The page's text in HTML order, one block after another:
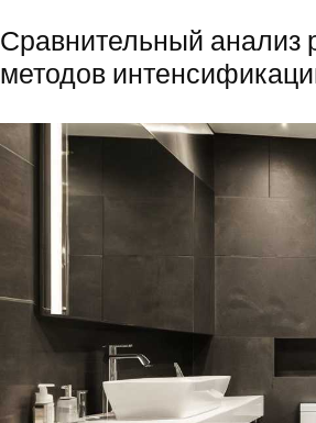
Сравнительный анализ
методов